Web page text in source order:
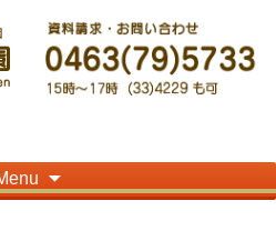
園黒部丘幼稚園」です！高麗山が見える閑静
境で幼児教育を行っています